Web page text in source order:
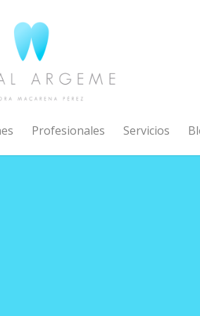
Profesionales Servicios